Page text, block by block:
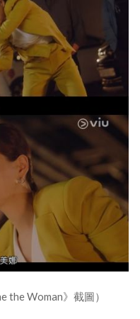
the Woman》截圖）